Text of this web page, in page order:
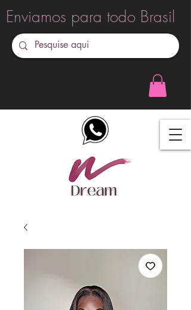
Enviamos para todo Brasil